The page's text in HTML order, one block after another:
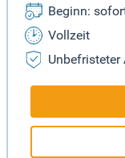
Beginn:
Vollzeit
Unbefristeter